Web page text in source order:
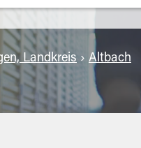
Landkreis › Altbach